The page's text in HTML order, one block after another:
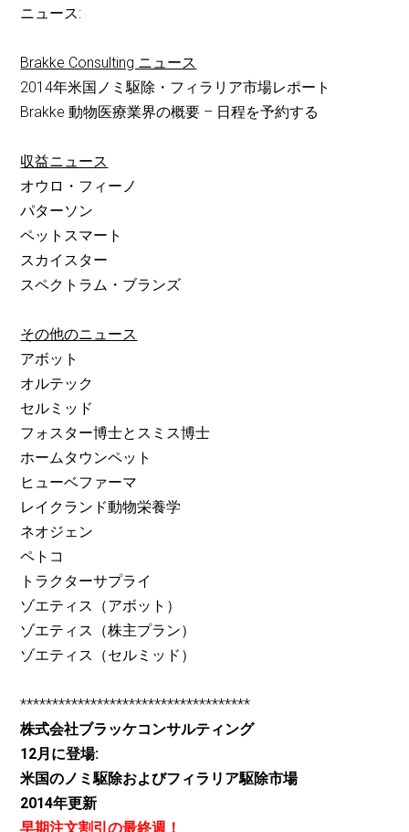
ニュース:
Brakke Consulting ニュース
2014年米国ノミ駆除・フィラリア市場レポート
Brakke 動物医療業界の概要 – 日程を予約する
収益ニュース
オウロ・フィーノ
パターソン
ペットスマート
スカイスター
スペクトラム・ブランズ
その他のニュース
アボット
オルテック
セルミッド
フォスター博士とスミス博士
ホームタウンペット
ヒューベファーマ
レイクランド動物栄養学
ネオジェン
ペトコ
トラクターサプライ
ゾエティス（アボット）
ゾエティス（株主プラン）
ゾエティス（セルミッド）
************************************
株式会社ブラッケコンサルティング
12月に登場:
米国のノミ駆除およびフィラリア駆除市場
2014年更新
早期注文割引の最終週！